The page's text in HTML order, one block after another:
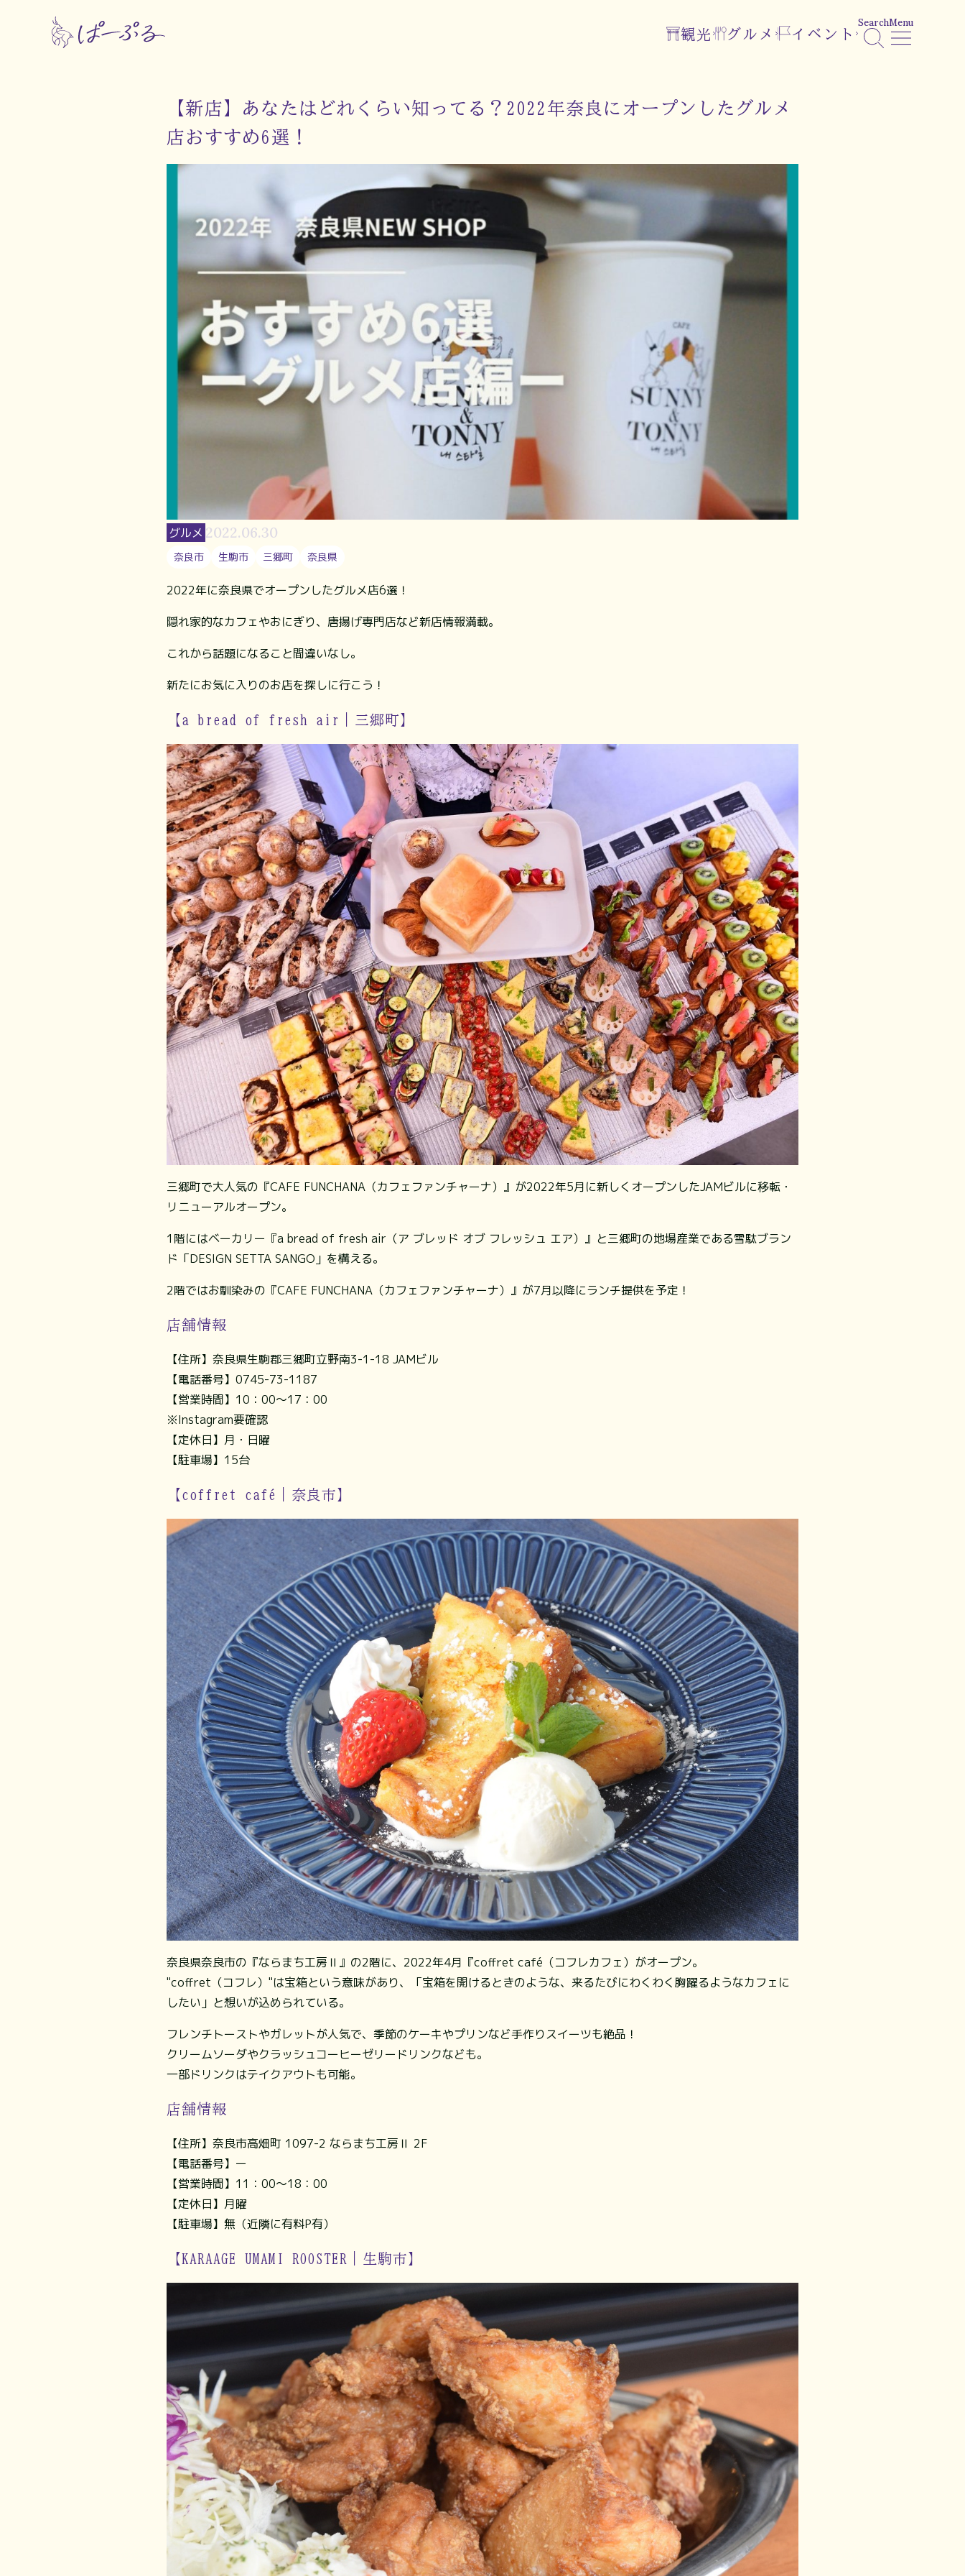
観光 グルメ イベント
SearchMenu
【新店】あなたはどれくらい知ってる？2022年奈良にオープンしたグルメ
店おすすめ6選！
グルメ 2022.06.30
奈良市 生駒市 三郷町 奈良県
2022年に奈良県でオープンしたグルメ店6選！
隠れ家的なカフェやおにぎり、唐揚げ専門店など新店情報満載。
これから話題になること間違いなし。
新たにお気に入りのお店を探しに行こう！
【a bread of fresh air｜三郷町】
三郷町で大人気の『CAFE FUNCHANA（カフェファンチャーナ）』が2022年5月に新しくオープンしたJAMビルに移転・
リニューアルオープン。
1階にはベーカリー『a bread of fresh air（ア ブレッド オブ フレッシュ エア）』と三郷町の地場産業である雪駄ブラン
ド「DESIGN SETTA SANGO」を構える。
2階ではお馴染みの『CAFE FUNCHANA（カフェファンチャーナ）』が7月以降にランチ提供を予定！
店舗情報
【住所】奈良県生駒郡三郷町立野南3-1-18 JAMビル
【電話番号】0745-73-1187
【営業時間】10：00～17：00
※Instagram要確認
【定休日】月・日曜
【駐車場】15台
【coffret café｜奈良市】
奈良県奈良市の『ならまち工房Ⅱ』の2階に、2022年4月『coffret café（コフレカフェ）がオープン。
"coffret（コフレ）"は宝箱という意味があり、「宝箱を開けるときのような、来るたびにわくわく胸躍るようなカフェに
したい」と想いが込められている。
フレンチトーストやガレットが人気で、季節のケーキやプリンなど手作りスイーツも絶品！
クリームソーダやクラッシュコーヒーゼリードリンクなども。
一部ドリンクはテイクアウトも可能。
店舗情報
【住所】奈良市高畑町 1097-2 ならまち工房Ⅱ 2F
【電話番号】ー
【営業時間】11：00～18：00
【定休日】月曜
【駐車場】無（近隣に有料P有）
【KARAAGE UMAMI ROOSTER｜生駒市】